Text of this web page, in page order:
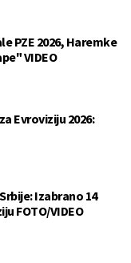
PZE 2026, Haremke
VIDEO
Evroviziju 2026:
Izabrano 14
FOTO/VIDEO